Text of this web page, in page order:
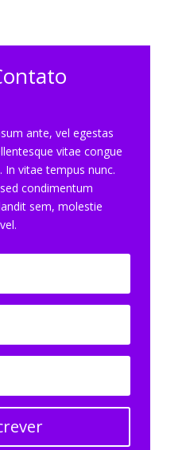
ante, vel egestas
vitae congue
vitae tempus nunc.
condimentum
sem, molestie